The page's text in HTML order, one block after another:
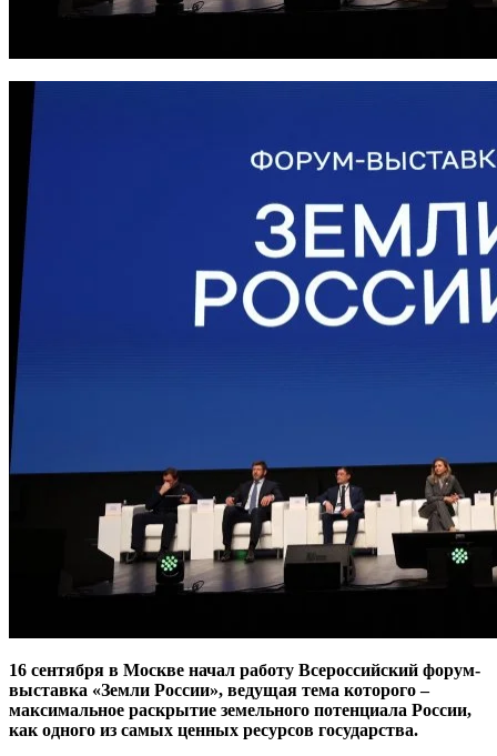
16 сентября в Москве начал работу Всероссийский форум-
выставка «Земли России», ведущая тема которого –
максимальное раскрытие земельного потенциала России,
как одного из самых ценных ресурсов государства.